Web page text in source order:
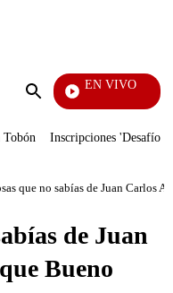
Enviar
EN VIVO
Noticias Caracol
Tobón Inscripciones 'Desafío'
que no sabías de Juan Carlos
de Juan
Bueno